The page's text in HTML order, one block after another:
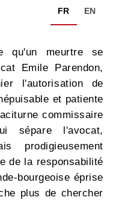
FR EN
qu'un meurtre se
Emile Parendon,
l'autorisation de
et patiente
commissaire
sépare l'avocat,
prodigieusement
de la responsabilité
bourgeoise éprise
plus de chercher